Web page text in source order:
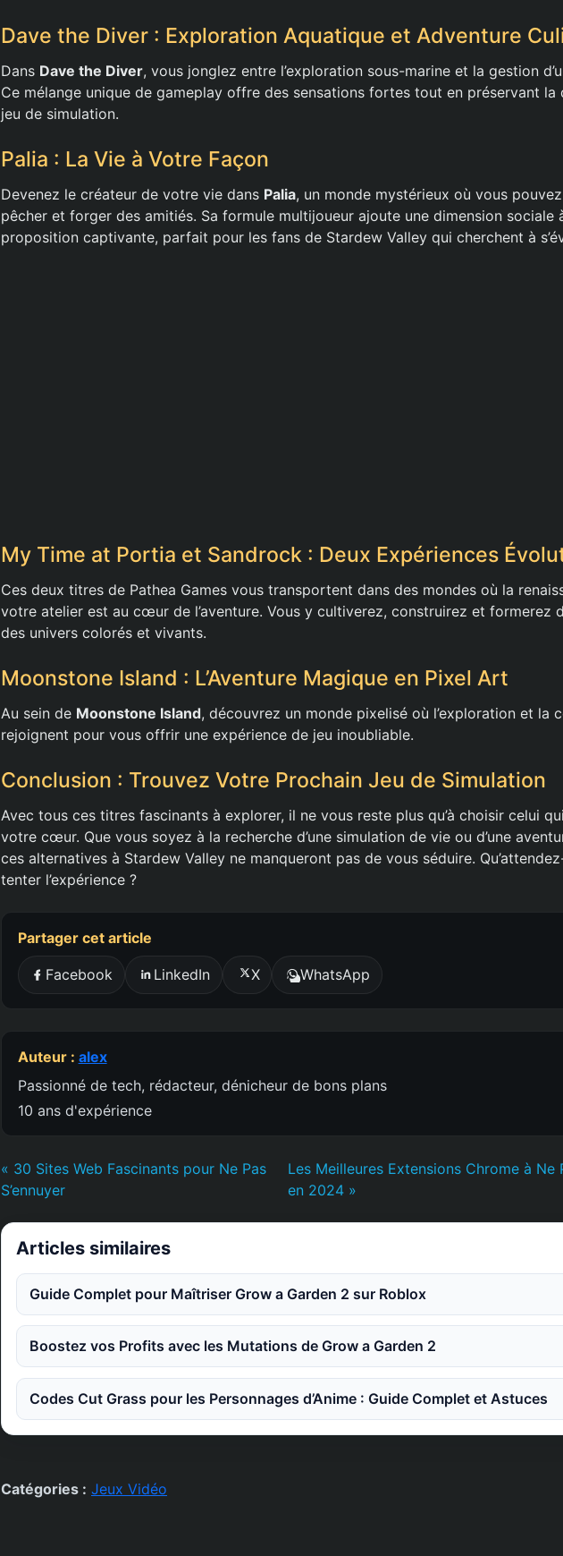
Dave the Diver : Exploration Aquatique et Adventure
Dans Dave the Diver, vous jonglez entre l’exploration sous-marine et la gestion
Ce mélange unique de gameplay offre des sensations fortes tout en préservant la
jeu de simulation.
Palia : La Vie à Votre Façon
Devenez le créateur de votre vie dans Palia, un monde mystérieux où vous
pêcher et forger des amitiés. Sa formule multijoueur ajoute une dimension sociale
proposition captivante, parfait pour les fans de Stardew Valley qui cherchent à
My Time at Portia et Sandrock : Deux Expériences
Ces deux titres de Pathea Games vous transportent dans des mondes où la
votre atelier est au cœur de l’aventure. Vous y cultiverez, construirez et formerez
des univers colorés et vivants.
Moonstone Island : L’Aventure Magique en Pixel Art
Au sein de Moonstone Island, découvrez un monde pixelisé où l’exploration et la
rejoignent pour vous offrir une expérience de jeu inoubliable.
Conclusion : Trouvez Votre Prochain Jeu de Simulation
Avec tous ces titres fascinants à explorer, il ne vous reste plus qu’à choisir celui
votre cœur. Que vous soyez à la recherche d’une simulation de vie ou d’une
ces alternatives à Stardew Valley ne manqueront pas de vous séduire.
tenter l’expérience ?
Partager cet article
Facebook LinkedIn X WhatsApp
Auteur : alex
Passionné de tech, rédacteur, dénicheur de bons plans
10 ans d'expérience
« 30 Sites Web Fascinants pour Ne Pas
S’ennuyer
Les Meilleures Extensions Chrome à Ne
en 2024 »
Articles similaires
Guide Complet pour Maîtriser Grow a Garden 2 sur Roblox
Boostez vos Profits avec les Mutations de Grow a Garden 2
Codes Cut Grass pour les Personnages d’Anime : Guide Complet et Astuces
Catégories : Jeux Vidéo